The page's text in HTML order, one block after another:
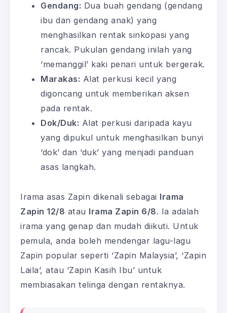
Gendang: Dua buah gendang (gendang
ibu dan gendang anak) yang
menghasilkan rentak sinkopasi yang
rancak. Pukulan gendang inilah yang
‘memanggil’ kaki penari untuk bergerak.
Marakas: Alat perkusi kecil yang
digoncang untuk memberikan aksen
pada rentak.
Dok/Duk: Alat perkusi daripada kayu
yang dipukul untuk menghasilkan bunyi
‘dok’ dan ‘duk’ yang menjadi panduan
asas langkah.
Irama asas Zapin dikenali sebagai Irama
Zapin 12/8 atau Irama Zapin 6/8. Ia adalah
irama yang genap dan mudah diikuti. Untuk
pemula, anda boleh mendengar lagu-lagu
Zapin popular seperti ‘Zapin Malaysia’, ‘Zapin
Laila’, atau ‘Zapin Kasih Ibu’ untuk
membiasakan telinga dengan rentaknya.